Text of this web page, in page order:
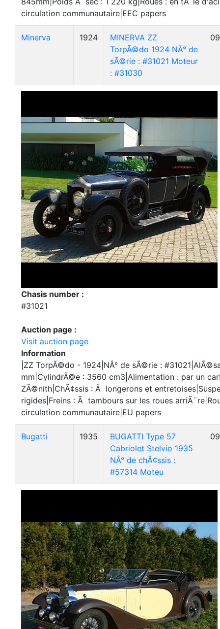
circulation communautaire|EEC papers
Minerva 1924
MINERVA ZZ
TorpÃ©do 1924 NÂ° de
sÃ©rie : #31021 Moteur
: #31030
Chasis number :
#31021
Auction page :
Visit auction page
Information
|ZZ TorpÃ©do - 1924|NÂ° de sÃ©rie :
mm|CylindrÃ©e : 3560 cm3|Alimentation : par un
ZÃ©nith|ChÃ¢ssis : Ã longerons et
rigides|Freins : Ã tambours sur les roues
circulation communautaire|EU papers
Bugatti 1935
BUGATTI Type 57
Cabriolet Stelvio 1935
NÂ° de chÃ¢ssis :
#57314 Moteu